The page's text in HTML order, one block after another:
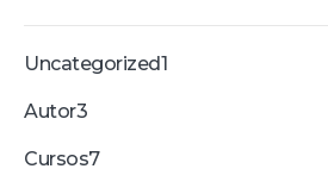
Uncategorized1
Autor3
Cursos7